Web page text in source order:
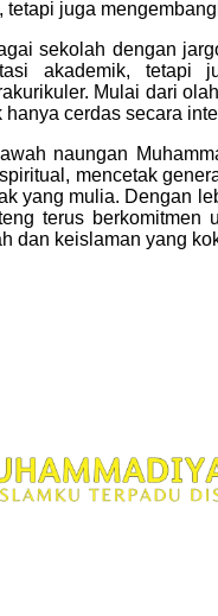
tetapi juga
sekolah dengan
akademik, tetapi
Mulai dari
hanya cerdas secara
naungan
mencetak
yang mulia. Dengan
terus
dan keislaman yang